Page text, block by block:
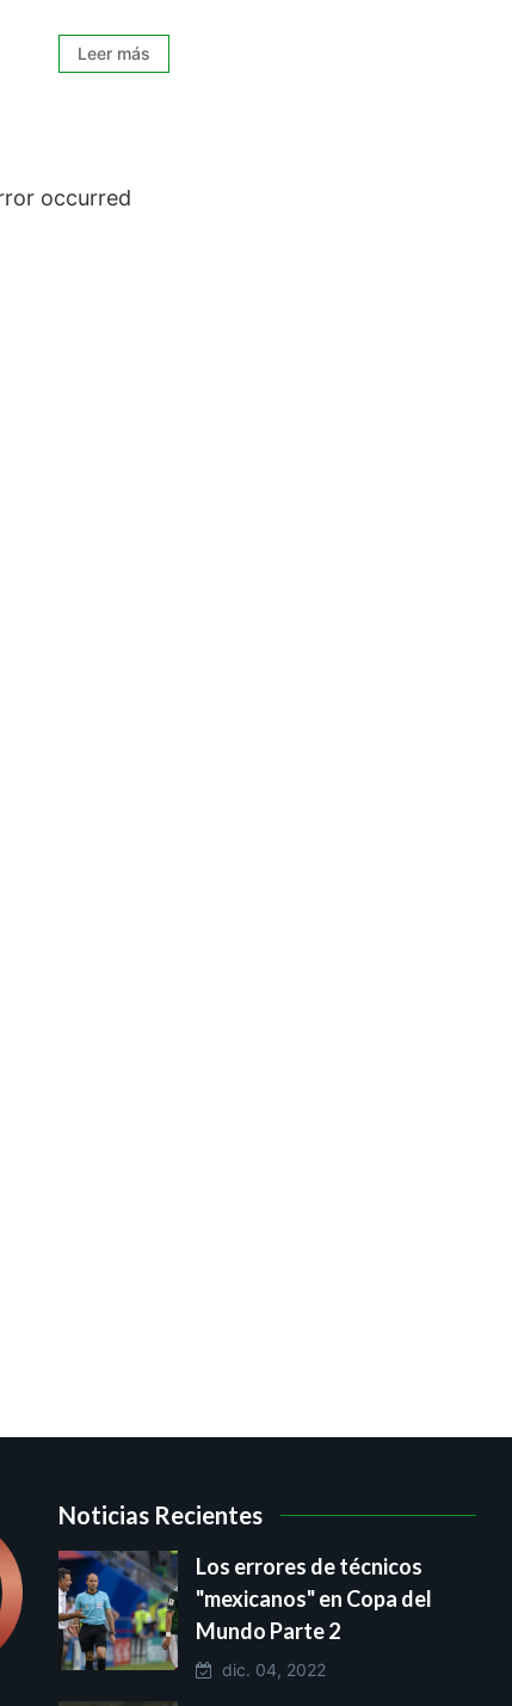
Leer más
occurred
Noticias Recientes
Los errores de técnicos
"mexicanos" en Copa del
Mundo Parte 2
dic. 04, 2022